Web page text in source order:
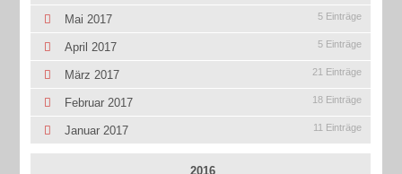
Mai 2017 5 Einträge
April 2017 5 Einträge
März 2017 21 Einträge
Februar 2017 18 Einträge
Januar 2017 11 Einträge
2016